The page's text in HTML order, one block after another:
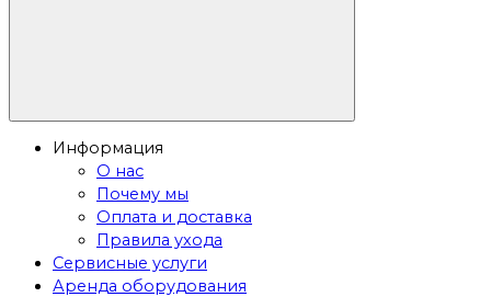
Информация
О нас
Почему мы
Оплата и доставка
Правила ухода
Сервисные услуги
Аренда оборудования